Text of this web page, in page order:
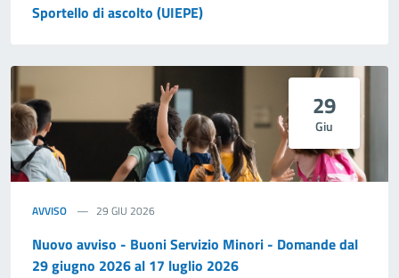
Sportello di ascolto (UIEPE)
29
Giu
AVVISO 29 GIU 2026
Nuovo avviso - Buoni Servizio Minori - Domande dal
29 giugno 2026 al 17 luglio 2026